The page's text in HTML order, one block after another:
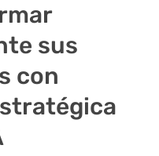
sus
con